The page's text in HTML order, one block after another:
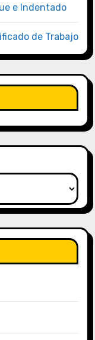
e Indentado
de Trabajo